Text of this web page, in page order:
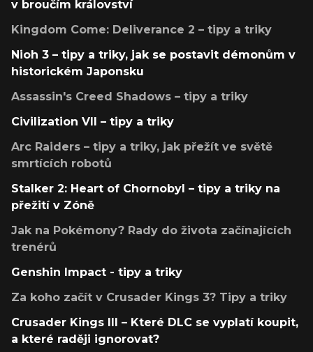
v broučím království
Kingdom Come: Deliverance 2 – tipy a triky
Nioh 3 – tipy a triky, jak se postavit démonům v
historickém Japonsku
Assassin's Creed Shadows – tipy a triky
Civilization VII – tipy a triky
Arc Raiders – tipy a triky, jak přežít ve světě
smrtících robotů
Stalker 2: Heart of Chornobyl – tipy a triky na
přežití v Zóně
Jak na Pokémony? Rady do života začínajících
trenérů
Genshin Impact - tipy a triky
Za koho začít v Crusader Kings 3? Tipy a triky
Crusader Kings III – Které DLC se vyplatí koupit,
a které raději ignorovat?